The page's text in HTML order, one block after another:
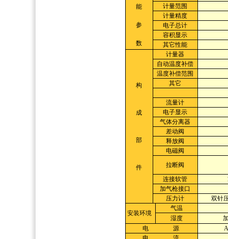
能
参
数
计量范围
计量精度
电子总计
容积显示
其它性能
构
成
部
件
计量器
自动温度补偿
温度补偿范围
其它
流量计
电子显示
气体分离器
差动阀
释放阀
电磁阀
拉断阀
连接软管
加气枪接口
压力计
双针
安装环境
气温
湿度
电 源